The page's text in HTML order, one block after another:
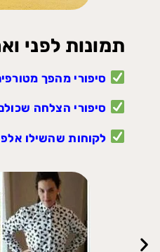
תמונות לפני
סיפורי מהפך
סיפורי הצלחה
לקוחות שהשילו